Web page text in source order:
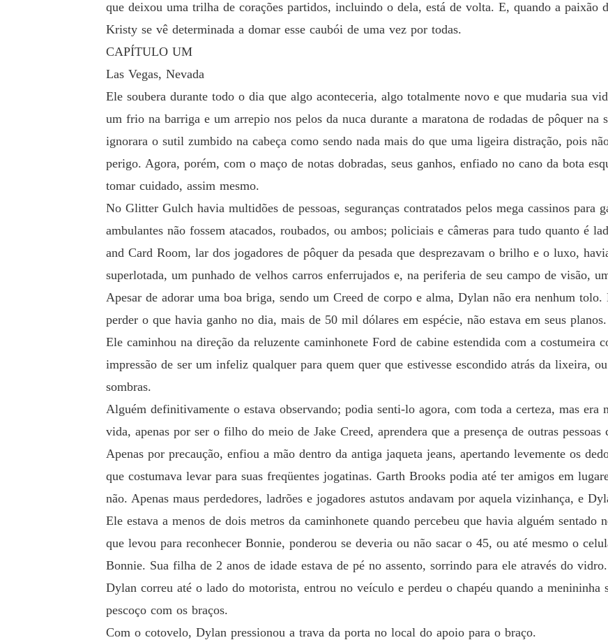
que deixou uma trilha de corações partidos, incluindo o dela, está de volta. E, quando a paixão
Kristy se vê determinada a domar esse caubói de uma vez por todas.
CAPÍTULO UM
Las Vegas, Nevada
Ele soubera durante todo o dia que algo aconteceria, algo totalmente novo e que mudaria sua
um frio na barriga e um arrepio nos pelos da nuca durante a maratona de rodadas de pôquer na
ignorara o sutil zumbido na cabeça como sendo nada mais do que uma ligeira distração, pois
perigo. Agora, porém, com o maço de notas dobradas, seus ganhos, enfiado no cano da bota
tomar cuidado, assim mesmo.
No Glitter Gulch havia multidões de pessoas, seguranças contratados pelos mega cassinos para
ambulantes não fossem atacados, roubados, ou ambos; policiais e câmeras para tudo quanto é
and Card Room, lar dos jogadores de pôquer da pesada que desprezavam o brilho e o luxo,
superlotada, um punhado de velhos carros enferrujados e, na periferia de seu campo de visão,
Apesar de adorar uma boa briga, sendo um Creed de corpo e alma, Dylan não era nenhum
perder o que havia ganho no dia, mais de 50 mil dólares em espécie, não estava em seus planos.
Ele caminhou na direção da reluzente caminhonete Ford de cabine estendida com a costumeira
impressão de ser um infeliz qualquer para quem quer que estivesse escondido atrás da lixeira,
sombras.
Alguém definitivamente o estava observando; podia senti-lo agora, com toda a certeza, mas era
vida, apenas por ser o filho do meio de Jake Creed, aprendera que a presença de outras pessoas
Apenas por precaução, enfiou a mão dentro da antiga jaqueta jeans, apertando levemente os
que costumava levar para suas freqüentes jogatinas. Garth Brooks podia até ter amigos em
não. Apenas maus perdedores, ladrões e jogadores astutos andavam por aquela vizinhança, e
Ele estava a menos de dois metros da caminhonete quando percebeu que havia alguém sentado
que levou para reconhecer Bonnie, ponderou se deveria ou não sacar o 45, ou até mesmo o
Bonnie. Sua filha de 2 anos de idade estava de pé no assento, sorrindo para ele através do vidro.
Dylan correu até o lado do motorista, entrou no veículo e perdeu o chapéu quando a
pescoço com os braços.
Com o cotovelo, Dylan pressionou a trava da porta no local do apoio para o braço.